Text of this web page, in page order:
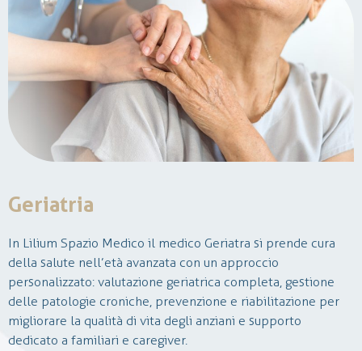
Geriatria
In Lilium Spazio Medico il medico Geriatra si prende cura
della salute nell’età avanzata con un approccio
personalizzato: valutazione geriatrica completa, gestione
delle patologie croniche, prevenzione e riabilitazione per
migliorare la qualità di vita degli anziani e supporto
dedicato a familiari e caregiver.
La neurochirurgia è una disciplina medico-chirurgica che si
occupa della diagnosi e del trattamento delle patologie a
carcio del sistema nervoso centrale e periferico.
In Lilium, si effettuano visite ambulatoriali per condizioni